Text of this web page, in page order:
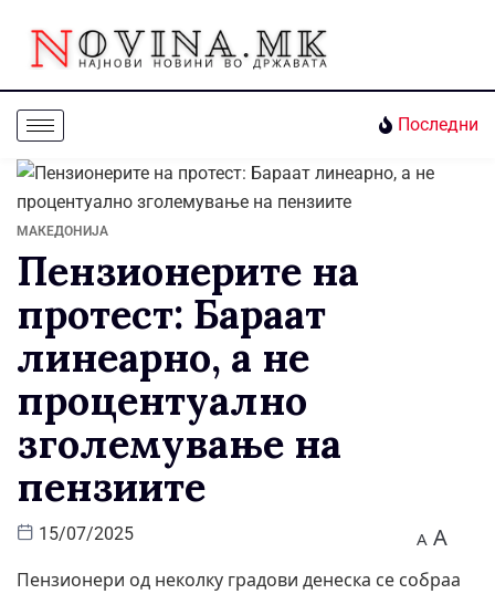
Последни
МАКЕДОНИЈА
Пензионерите на
протест: Бараат
линеарно, а не
процентуално
зголемување на
пензиите
15/07/2025 A A
Пензионери од неколку градови денеска се собраа